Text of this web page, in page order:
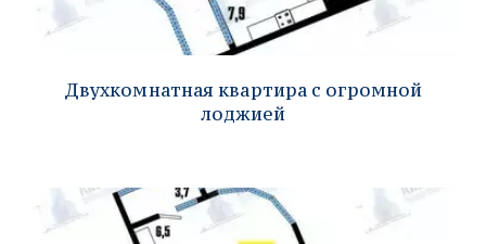
Двухкомнатная квартира с огромной
лоджией